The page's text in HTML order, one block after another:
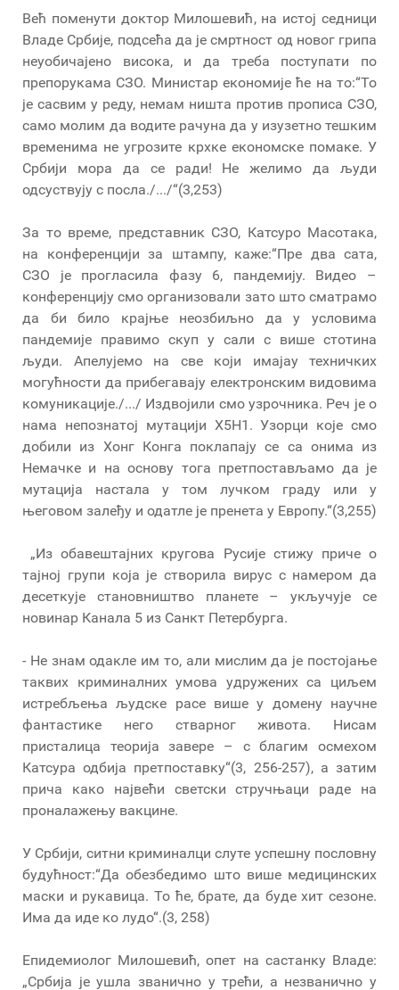
Већ поменути доктор Милошевић, на истој седници
Владе Србије, подсећа да је смртност од новог грипа
неуобичајено висока, и да треба поступати по
препорукама СЗО. Министар економије ће на то:“То
је сасвим у реду, немам ништа против прописа СЗО,
само молим да водите рачуна да у изузетно тешким
временима не угрозите крхке економске помаке. У
Србији мора да се ради! Не желимо да људи
одсуствују с посла./.../“(3,253)
За то време, представник СЗО, Катсуро Масотака,
на конференцији за штампу, каже:“Пре два сата,
СЗО је прогласила фазу 6, пандемију. Видео –
конференцију смо организовали зато што сматрамо
да би било крајње неозбиљно да у условима
пандемије правимо скуп у сали с више стотина
људи. Апелујемо на све који имајау техничких
могућности да прибегавају електронским видовима
комуникације./.../ Издвојили смо узрочника. Реч је о
нама непознатој мутацији Х5Н1. Узорци које смо
добили из Хонг Конга поклапају се са онима из
Немачке и на основу тога претпостављамо да је
мутација настала у том лучком граду или у
његовом залеђу и одатле је пренета у Европу.“(3,255)
„Из обавештајних кругова Русије стижу приче о
тајној групи која је створила вирус с намером да
десеткује становништво планете – укључује се
новинар Канала 5 из Санкт Петербурга.
- Не знам одакле им то, али мислим да је постојање
таквих криминалних умова удружених са циљем
истребљења људске расе више у домену научне
фантастике него стварног живота. Нисам
присталица теорија завере – с благим осмехом
Катсура одбија претпоставку“(3, 256-257), а затим
прича како највећи светски стручњаци раде на
проналажењу вакцине.
У Србији, ситни криминалци слуте успешну пословну
будућност:“Да обезбедимо што више медицинских
маски и рукавица. То ће, брате, да буде хит сезоне.
Има да иде ко лудо“.(3, 258)
Епидемиолог Милошевић, опет на састанку Владе:
„Србија је ушла званично у трећи, а незванично у